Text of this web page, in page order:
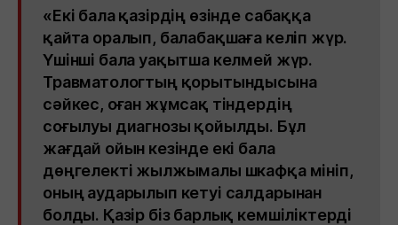
«Екі бала қазірдің өзінде сабаққа
қайта оралып, балабақшаға келіп жүр.
Үшінші бала уақытша келмей жүр.
Травматологтың қорытындысына
сәйкес, оған жұмсақ тіндердің
соғылуы диагнозы қойылды. Бұл
жағдай ойын кезінде екі бала
дөңгелекті жылжымалы шкафқа мініп,
оның аударылып кетуі салдарынан
болды. Қазір біз барлық кемшіліктерді